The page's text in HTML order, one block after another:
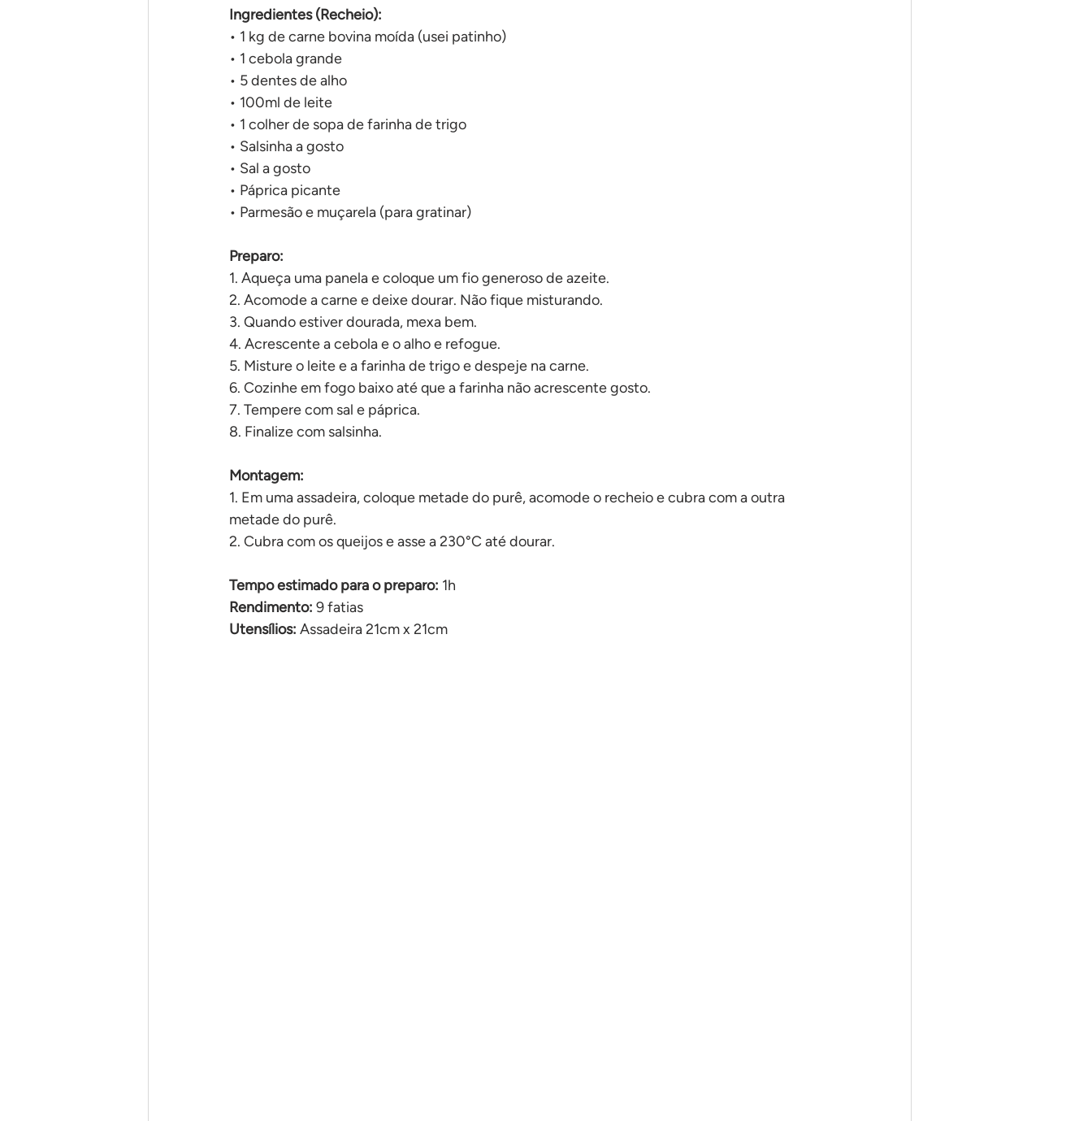
Ingredientes (Recheio):
• 1 kg de carne bovina moída (usei patinho)
• 1 cebola grande
• 5 dentes de alho
• 100ml de leite
• 1 colher de sopa de farinha de trigo
• Salsinha a gosto
• Sal a gosto
• Páprica picante
• Parmesão e muçarela (para gratinar)
Preparo:
1. Aqueça uma panela e coloque um fio generoso de azeite.
2. Acomode a carne e deixe dourar. Não fique misturando.
3. Quando estiver dourada, mexa bem.
4. Acrescente a cebola e o alho e refogue.
5. Misture o leite e a farinha de trigo e despeje na carne.
6. Cozinhe em fogo baixo até que a farinha não acrescente gosto.
7. Tempere com sal e páprica.
8. Finalize com salsinha.
Montagem:
1. Em uma assadeira, coloque metade do purê, acomode o recheio e cubra com a outra
metade do purê.
2. Cubra com os queijos e asse a 230°C até dourar.
Tempo estimado para o preparo: 1h
Rendimento: 9 fatias
Utensílios: Assadeira 21cm x 21cm